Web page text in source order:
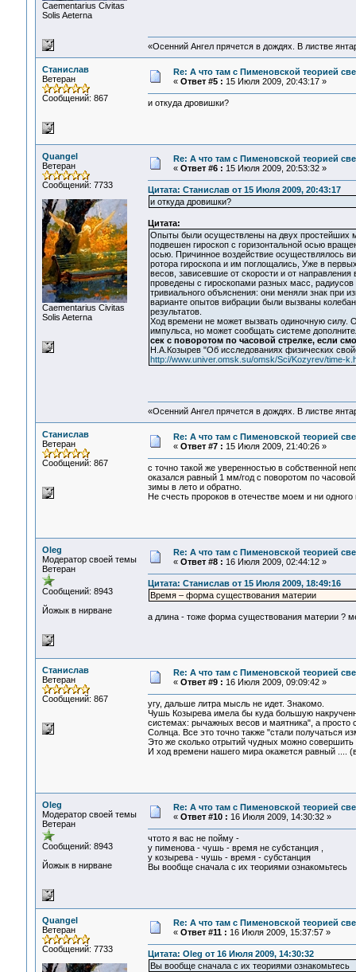
Сaementarius Civitas
Solis Aeterna
«Осенний Ангел прячется в дождях. В листве
Станислав
Ветеран
Сообщений: 867
Re: А что там с Пименовской теорией
« Ответ #5 : 15 Июля 2009, 20:43:17 »
и откуда дровишки?
Quangel
Ветеран
Сообщений: 7733
Сaementarius Civitas
Solis Aeterna
Re: А что там с Пименовской теорией
« Ответ #6 : 15 Июля 2009, 20:53:32 »
Цитата: Станислав от 15 Июля 2009, 20:43:17
и откуда дровишки?
Цитата:
Опыты были осуществлены на двух простейших
подвешен гироскоп с горизонтальной осью
осью. Причинное воздействие осуществлялось
ротора гироскопа и им поглощались, Уже в
весов, зависевшие от скорости и от
проведены с гироскопами разных масс,
тривиального объяснения: они меняли знак при
варианте опытов вибрации были вызваны
результатов.
Ход времени не может вызвать одиночную силу.
импульса, но может сообщать системе
сек с поворотом по часовой стрелке, если
Н.А.Козырев "Об исследованиях физических
http://www.univer.omsk.su/omsk/Sci/Kozyrev/time-
«Осенний Ангел прячется в дождях. В листве
Станислав
Ветеран
Сообщений: 867
Re: А что там с Пименовской теорией
« Ответ #7 : 15 Июля 2009, 21:40:26 »
с точно такой же уверенностью в собственной
оказался равный 1 мм/год с поворотом по
зимы в лето и обратно.
Не счесть пророков в отечестве моем и ни
Oleg
Модератор своей темы
Ветеран
Сообщений: 8943
Йожык в нирване
Re: А что там с Пименовской теорией
« Ответ #8 : 16 Июля 2009, 02:44:12 »
Цитата: Станислав от 15 Июля 2009, 18:49:16
Время – форма существования материи
а длина - тоже форма существования материи ?
Станислав
Ветеран
Сообщений: 867
Re: А что там с Пименовской теорией
« Ответ #9 : 16 Июля 2009, 09:09:42 »
угу, дальше литра мысль не идет. Знакомо.
Чушь Козырева имела бы куда большую
системах: рычажных весов и маятника", а просто
Солнца. Все это точно также "стали получаться
Это же сколько отрытий чудных можно
И ход времени нашего мира окажется равный ....
Oleg
Модератор своей темы
Ветеран
Сообщений: 8943
Йожык в нирване
Re: А что там с Пименовской теорией
« Ответ #10 : 16 Июля 2009, 14:30:32 »
чтото я вас не пойму -
у пименова - чушь - время не субстанция ,
у козырева - чушь - время - субстанция
Вы вообще сначала с их теориями ознакомьтесь
Quangel
Ветеран
Сообщений: 7733
Re: А что там с Пименовской теорией
« Ответ #11 : 16 Июля 2009, 15:37:57 »
Цитата: Oleg от 16 Июля 2009, 14:30:32
Вы вообще сначала с их теориями ознакомьтесь